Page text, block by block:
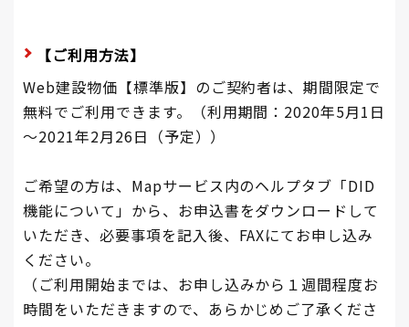
【ご利用方法】
Web建設物価【標準版】のご契約者は、期間限定で
無料でご利用できます。（利用期間：2020年5月1日
～2021年2月26日（予定））
ご希望の方は、Mapサービス内のヘルプタブ「DID
機能について」から、お申込書をダウンロードして
いただき、必要事項を記入後、FAXにてお申し込み
ください。
（ご利用開始までは、お申し込みから１週間程度お
時間をいただきますので、あらかじめご了承くださ